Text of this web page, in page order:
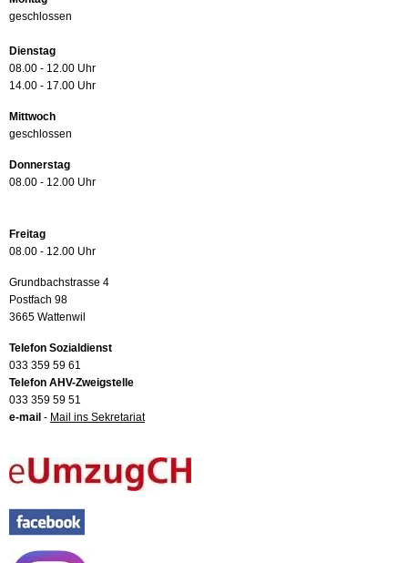
geschlossen
Dienstag
08.00 - 12.00 Uhr
14.00 - 17.00 Uhr
Mittwoch
geschlossen
Donnerstag
08.00 - 12.00 Uhr
Freitag
08.00 - 12.00 Uhr
Grundbachstrasse 4
Postfach 98
3665 Wattenwil
Telefon Sozialdienst
033 359 59 61
Telefon AHV-Zweigstelle
033 359 59 51
e-mail - Mail ins Sekretariat